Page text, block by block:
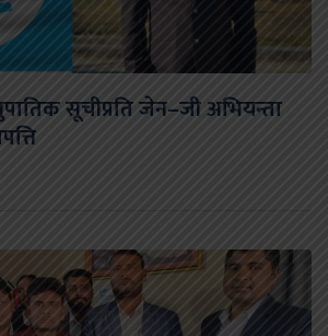
सूचीप्रति जेन–जी अभियन्ता